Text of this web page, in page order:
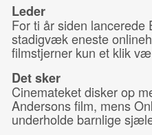
Leder
For ti år siden lancerede
stadigvæk eneste
filmstjerner kun et klik
Det sker
Cinemateket disker op
Andersons film, mens
underholde barnlige